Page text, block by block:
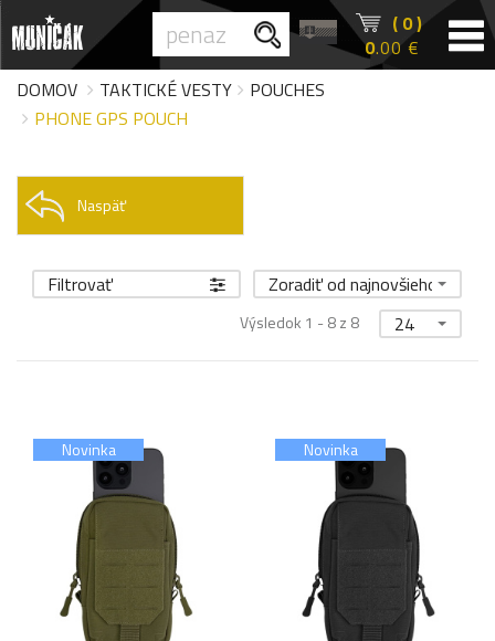
( 0 )
0.00 €
DOMOV
TAKTICKÉ VESTY
POUCHES
PHONE GPS POUCH
Naspäť
Filtrovať Zoradiť od najnovšieho
Výsledok 1 - 8 z 8 24
Novinka Novinka